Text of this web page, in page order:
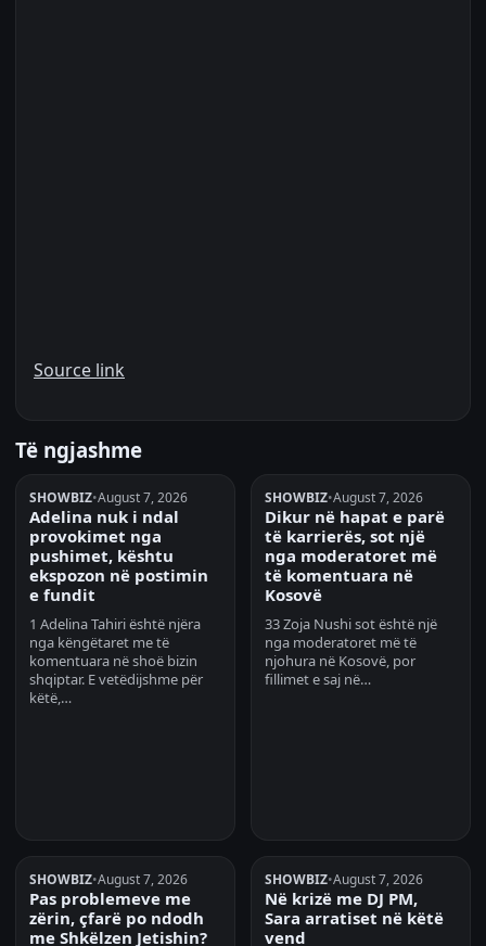
Source link
Të ngjashme
SHOWBIZ•August 7, 2026
Adelina nuk i ndal
provokimet nga
pushimet, kështu
ekspozon në postimin
e fundit
1 Adelina Tahiri është njëra
nga këngëtaret me të
komentuara në shoë bizin
shqiptar. E vetëdijshme për
këtë,…
SHOWBIZ•August 7, 2026
Dikur në hapat e parë
të karrierës, sot një
nga moderatoret më
të komentuara në
Kosovë
33 Zoja Nushi sot është një
nga moderatoret më të
njohura në Kosovë, por
fillimet e saj në…
SHOWBIZ•August 7, 2026
Pas problemeve me
zërin, çfarë po ndodh
me Shkëlzen Jetishin?
SHOWBIZ•August 7, 2026
Në krizë me DJ PM,
Sara arratiset në këtë
vend